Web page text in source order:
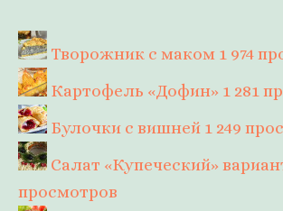
Творожник с маком 1 974
Картофель «Дофин» 1 281
Булочки с вишней 1 249
Салат «Купеческий»
просмотров